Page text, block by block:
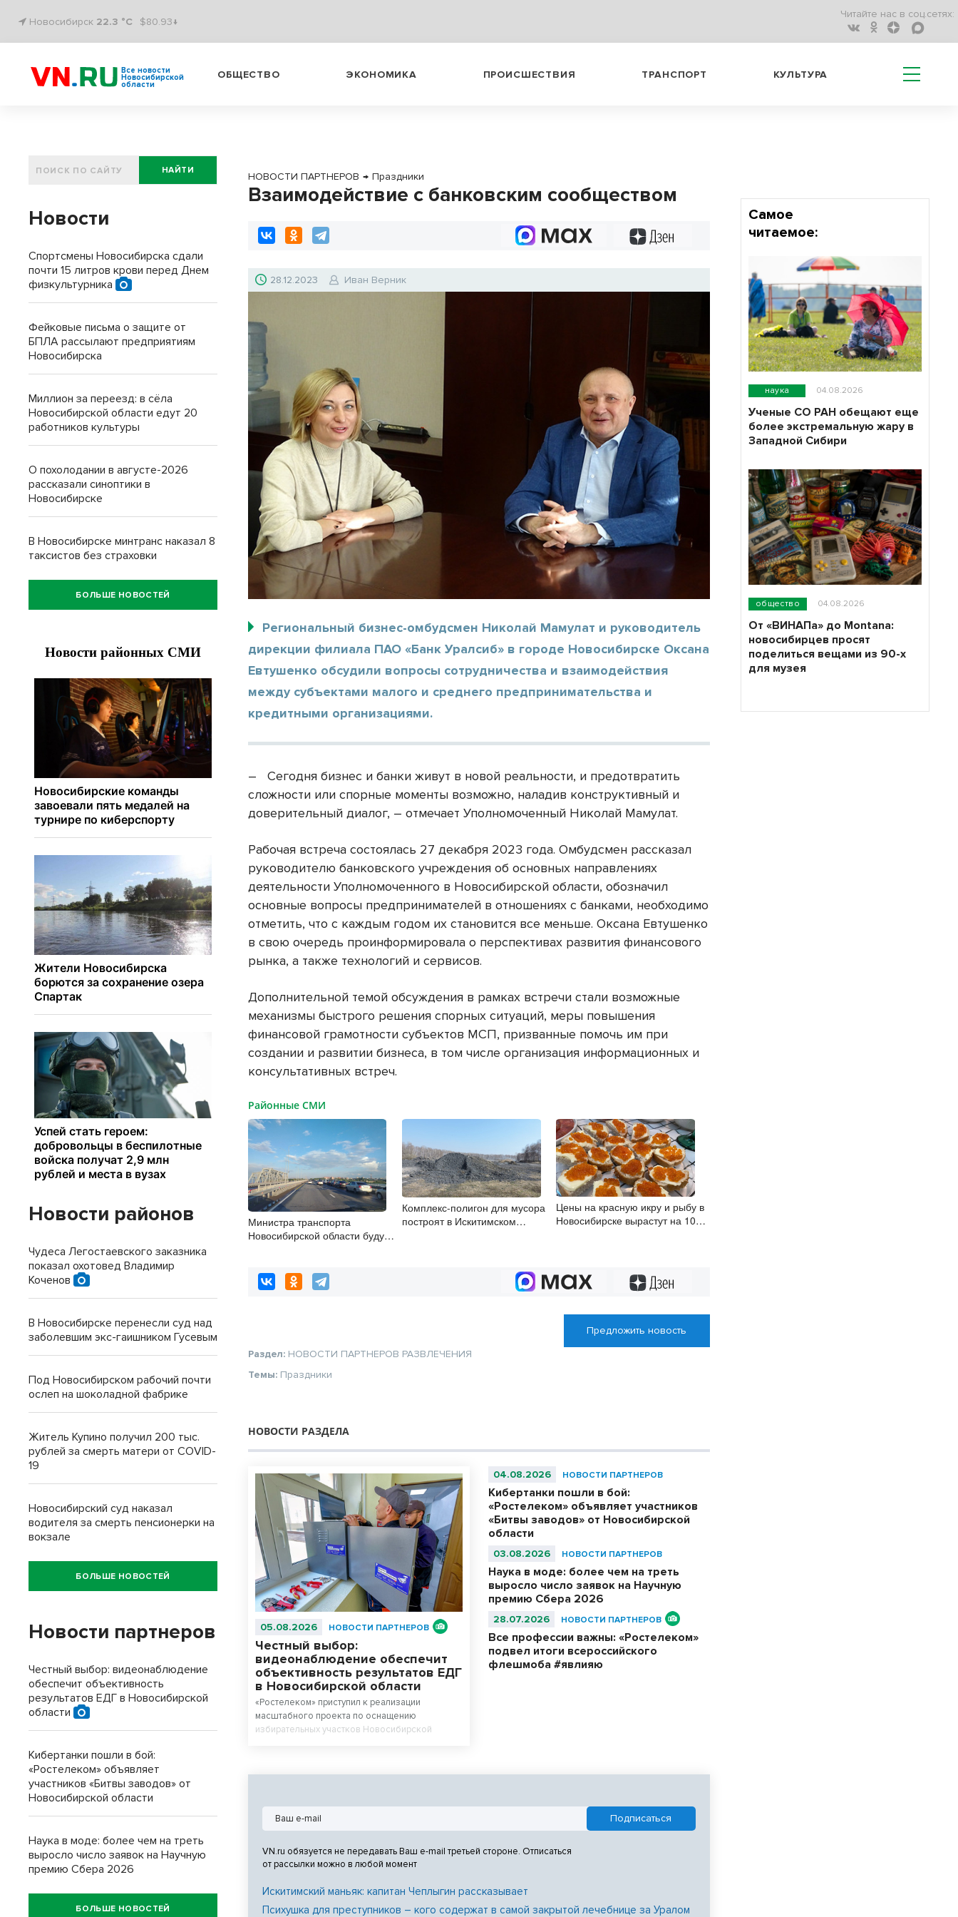
Новосибирск 22.3 °C $80.93↓
Читайте нас в соц.сетях:
Все новости
Новосибирской
области
ОБЩЕСТВО ЭКОНОМИКА ПРОИСШЕСТВИЯ ТРАНСПОРТ КУЛЬТУРА
НОВОСТИ ПАРТНЕРОВ → Праздники
Взаимодействие с банковским сообществом
28.12.2023 Иван Верник
Региональный бизнес-омбудсмен Николай Мамулат и руководитель
дирекции филиала ПАО «Банк Уралсиб» в городе Новосибирске Оксана
Евтушенко обсудили вопросы сотрудничества и взаимодействия
между субъектами малого и среднего предпринимательства и
кредитными организациями.
– Сегодня бизнес и банки живут в новой реальности, и предотвратить
сложности или спорные моменты возможно, наладив конструктивный и
доверительный диалог, – отмечает Уполномоченный Николай Мамулат.
Рабочая встреча состоялась 27 декабря 2023 года. Омбудсмен рассказал
руководителю банковского учреждения об основных направлениях
деятельности Уполномоченного в Новосибирской области, обозначил
основные вопросы предпринимателей в отношениях с банками, необходимо
отметить, что с каждым годом их становится все меньше. Оксана Евтушенко
в свою очередь проинформировала о перспективах развития финансового
рынка, а также технологий и сервисов.
Дополнительной темой обсуждения в рамках встречи стали возможные
механизмы быстрого решения спорных ситуаций, меры повышения
финансовой грамотности субъектов МСП, призванные помочь им при
создании и развитии бизнеса, в том числе организация информационных и
консультативных встреч.
Районные СМИ
Министра транспорта
Новосибирской области будут
Комплекс-полигон для мусора
построят в Искитимском
Цены на красную икру и рыбу в
Новосибирске вырастут на 10-
Предложить новость
Раздел: НОВОСТИ ПАРТНЕРОВ РАЗВЛЕЧЕНИЯ
Темы: Праздники
НОВОСТИ РАЗДЕЛА
05.08.2026 НОВОСТИ ПАРТНЕРОВ
Честный выбор:
видеонаблюдение обеспечит
объективность результатов ЕДГ
в Новосибирской области
«Ростелеком» приступил к реализации
масштабного проекта по оснащению
избирательных участков Новосибирской
года.
04.08.2026 НОВОСТИ ПАРТНЕРОВ
Кибертанки пошли в бой:
«Ростелеком» объявляет участников
«Битвы заводов» от Новосибирской
области
03.08.2026 НОВОСТИ ПАРТНЕРОВ
Наука в моде: более чем на треть
выросло число заявок на Научную
премию Сбера 2026
28.07.2026 НОВОСТИ ПАРТНЕРОВ
Все профессии важны: «Ростелеком»
подвел итоги всероссийского
флешмоба #явлияю
VN.ru обязуется не передавать Ваш e-mail третьей стороне. Отписаться
от рассылки можно в любой момент
Искитимский маньяк: капитан Чеплыгин рассказывает
Психушка для преступников – кого содержат в самой закрытой лечебнице за Уралом
НАЙТИ
Новости
Спортсмены Новосибирска сдали
почти 15 литров крови перед Днем
физкультурника
Фейковые письма о защите от
БПЛА рассылают предприятиям
Новосибирска
Миллион за переезд: в сёла
Новосибирской области едут 20
работников культуры
О похолодании в августе-2026
рассказали синоптики в
Новосибирске
В Новосибирске минтранс наказал 8
таксистов без страховки
БОЛЬШЕ НОВОСТЕЙ
Новости районов
Чудеса Легостаевского заказника
показал охотовед Владимир
Коченов
В Новосибирске перенесли суд над
заболевшим экс-гаишником Гусевым
Под Новосибирском рабочий почти
ослеп на шоколадной фабрике
Житель Купино получил 200 тыс.
рублей за смерть матери от COVID-
19
Новосибирский суд наказал
водителя за смерть пенсионерки на
вокзале
БОЛЬШЕ НОВОСТЕЙ
Новости партнеров
Честный выбор: видеонаблюдение
обеспечит объективность
результатов ЕДГ в Новосибирской
области
Кибертанки пошли в бой:
«Ростелеком» объявляет
участников «Битвы заводов» от
Новосибирской области
Наука в моде: более чем на треть
выросло число заявок на Научную
премию Сбера 2026
БОЛЬШЕ НОВОСТЕЙ
Самое
читаемое:
наука 04.08.2026
Ученые СО РАН обещают еще
более экстремальную жару в
Западной Сибири
общество 04.08.2026
От «ВИНАПа» до Montana:
новосибирцев просят
поделиться вещами из 90-х
для музея